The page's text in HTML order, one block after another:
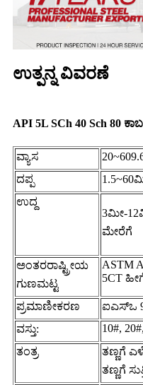
ಉತ್ಪನ್ನ ವಿವರಣೆ
API 5L SCh 40 Sch 80
ವ್ಯಾಸ
ದಪ್ಪ
ಉದ್ದ
3ಮೀ-
ಮೇರೆಗೆ
ಅಂತರರಾಷ್ಟ್ರೀಯ
ಗುಣಮಟ್ಟ
ASTM
5CT
ಪ್ರಮಾಣೀಕರಣ
ಐಎಸ್ಒ
ವಸ್ತು:
10#,
ತಂತ್ರ
ತಣ್ಣಗೆ
ತಣ್ಣಗೆ